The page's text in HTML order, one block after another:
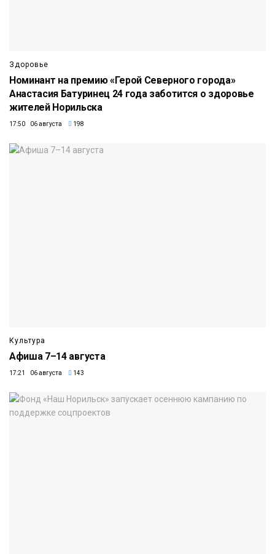
Здоровье
Номинант на премию «Герой Северного города»
Анастасия Батуринец 24 года заботится о здоровье
жителей Норильска
17:50 06 августа 198
Культура
Афиша 7–14 августа
17:21 06 августа 143